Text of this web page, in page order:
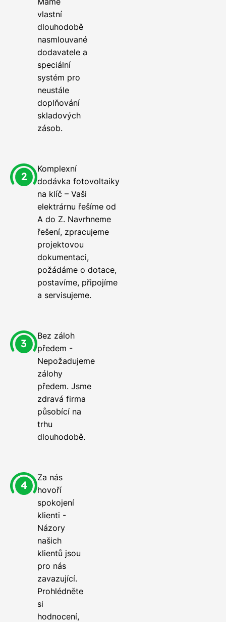
vlastní
dlouhodobě
nasmlouvané
dodavatele a
speciální
systém pro
neustále
doplňování
skladových
zásob.
Komplexní
dodávka fotovoltaiky
na klíč – Vaši
elektrárnu řešíme od
A do Z. Navrhneme
řešení, zpracujeme
projektovou
dokumentaci,
požádáme o dotace,
postavíme, připojíme
a servisujeme.
Bez záloh
předem -
Nepožadujeme
zálohy
předem. Jsme
zdravá firma
působící na
trhu
dlouhodobě.
Za nás
hovoří
spokojení
klienti -
Názory
našich
klientů jsou
pro nás
zavazující.
Prohlédněte
si
hodnocení,